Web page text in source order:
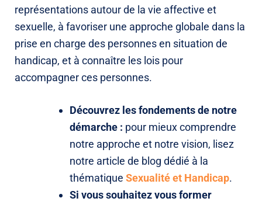
représentations autour de la vie affective et
sexuelle, à favoriser une approche globale dans la
prise en charge des personnes en situation de
handicap, et à connaître les lois pour
accompagner ces personnes.
Découvrez les fondements de notre
démarche : pour mieux comprendre
notre approche et notre vision, lisez
notre article de blog dédié à la
thématique Sexualité et Handicap.
Si vous souhaitez vous former